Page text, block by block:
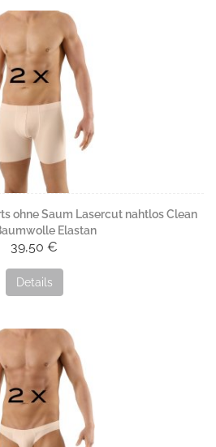
ohne Saum Lasercut nahtlos Clean
Elastan
39,50 €
Details